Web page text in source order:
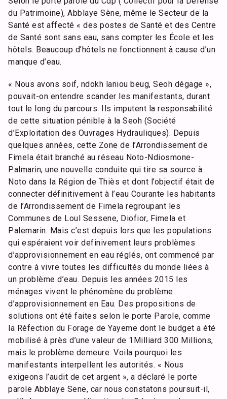
du Patrimoine), Abblaye Sène, même le Secteur de la
Santé est affecté « des postes de Santé et des Centre
de Santé sont sans eau, sans compter les École et les
hôtels. Beaucoup d’hôtels ne fonctionnent à cause d’un
manque d’eau.
« Nous avons soif, ndokh laniou beug, Seoh dégage »,
pouvait-on entendre scander les manifestants, durant
tout le long du parcours. Ils imputent la responsabilité
de cette situation pénible à la Seoh (Société
d’Exploitation des Ouvrages Hydrauliques). Depuis
quelques années, cette Zone de l’Arrondissement de
Fimela était branché au réseau Noto-Ndiosmone-
Palmarin, une nouvelle conduite qui tire sa source à
Noto dans la Région de Thiès et dont l’objectif était de
connecter définitivement à l’eau Courante les habitants
de l’Arrondissement de Fimela regroupant les
Communes de Loul Sessene, Diofior, Fimela et
Palemarin. Mais c’est depuis lors que les populations
qui espéraient voir definivement leurs problèmes
d’approvisionnement en eau réglés, ont commencé par
contre à vivre toutes les difficultés du monde liées à
un problème d’eau. Depuis les années 2015 les
ménages vivent le phénomène du problème
d’approvisionnement en Eau. Des propositions de
solutions ont été faites selon le porte Parole, comme
la Réfection du Forage de Yayeme dont le budget a été
mobilisé à près d’une valeur de 1Milliard 300 Millions,
mais le problème demeure. Voila pourquoi les
manifestants interpellent les autorités. « Nous
exigeons l’audit de cet argent », a déclaré le porte
parole Abblaye Sene, car nous constatons poursuit-il,